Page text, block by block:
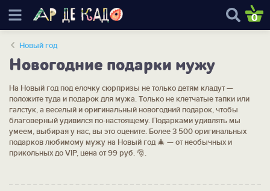
0
Новый год
Новогодние подарки мужу
На Новый год под елочку сюрпризы не только детям кладут —
положите туда и подарок для мужа. Только не клетчатые тапки или
галстук, а веселый и оригинальный новогодний подарок, чтобы
благоверный удивился по-настоящему. Подарками удивлять мы
умеем, выбирая у нас, вы это оцените. Более 3 500 оригинальных
подарков любимому мужу на Новый год 🎄 — от необычных и
прикольных до VIP, цена от 99 руб. 🎅.